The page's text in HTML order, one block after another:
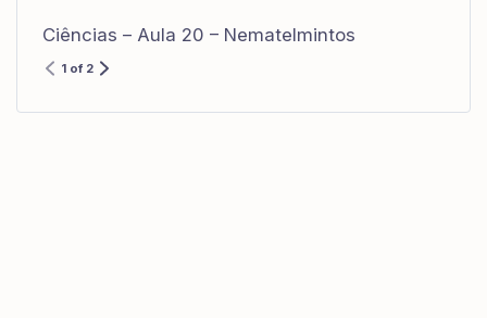
Ciências – Aula 20 – Nematelmintos
1 of 2